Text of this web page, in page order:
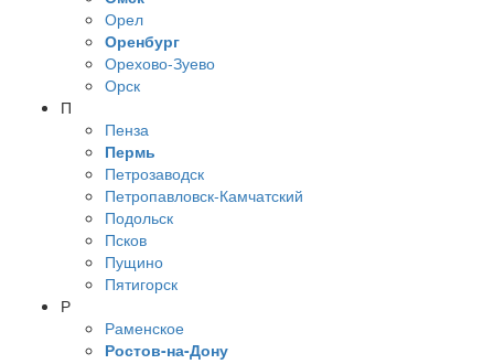
Орел
Оренбург
Орехово-Зуево
Орск
П
Пенза
Пермь
Петрозаводск
Петропавловск-Камчатский
Подольск
Псков
Пущино
Пятигорск
Р
Раменское
Ростов-на-Дону